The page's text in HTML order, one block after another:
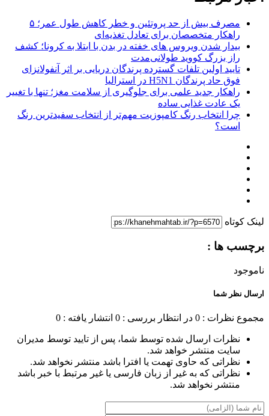
مصرف بیش از حد پروتئین و خطر کاهش طول عمر؛ ۵
راهکار متخصصان برای تعادل تغذیه‌ای
بیدار شدن ویروس‌ های خفته در بدن با ابتلا به کرونا؛ کشف
راز بزرگ کووید طولانی‌مدت
تایید اولین تلفات گسترده پرندگان دریایی بر اثر آنفولانزای
فوق حاد پرندگان H5N1 در استرالیا
راهکار جدید علمی برای جلوگیری از سلامت مغز؛ تنها با تغییر
یک عادت غذایی ساده
چرا انتخاب رنگ کامپوزیت مهم‌تر از انتخاب سفیدترین رنگ
است؟
لینک کوتاه
برچسب ها :
ناموجود
ارسال نظر شما
مجموع نظرات : 0 در انتظار بررسی : 0 انتشار یافته : 0
نظرات ارسال شده توسط شما، پس از تایید توسط مدیران
سایت منتشر خواهد شد.
نظراتی که حاوی تهمت یا افترا باشد منتشر نخواهد شد.
نظراتی که به غیر از زبان فارسی یا غیر مرتبط با خبر باشد
منتشر نخواهد شد.